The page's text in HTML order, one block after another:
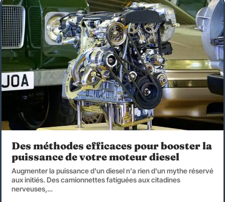
Des méthodes efficaces pour booster la
puissance de votre moteur diesel
Augmenter la puissance d'un diesel n'a rien d'un mythe réservé
aux initiés. Des camionnettes fatiguées aux citadines
nerveuses,…